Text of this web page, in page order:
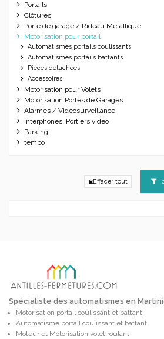
Portails
Clôtures
Porte de garage / Rideau Métallique
Motorisation pour portail
Automatismes portails coulissants
Automatismes portails battants
Pièces détachées
Accessoires
Motorisation pour Volets
Motorisation Portes de Garages
Alarmes / Videosurveillance
Interphones, Portiers vidéo
Parking
tempo
Effacer tout
Spécialiste des automatismes en
Motorisation portail coulissant et battant
Automatisme portail coulissant et battant
Moteur et Motorisation volet roulant